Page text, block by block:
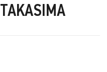
TAKASIMA